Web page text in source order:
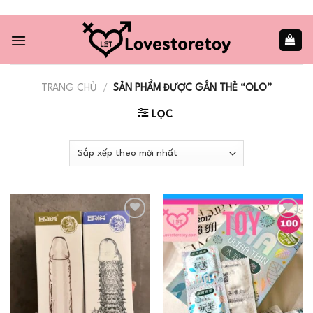
content
TRANG CHỦ / SẢN PHẨM ĐƯỢC GẮN THẺ “OLO”
LỌC
Add to
wishlist
Add to
wishlist